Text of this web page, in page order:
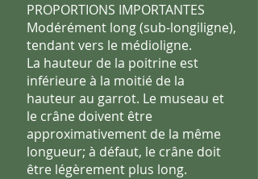
PROPORTIONS IMPORTANTES
Modérément long (sub-longiligne),
tendant vers le médioligne.
La hauteur de la poitrine est
inférieure à la moitié de la
hauteur au garrot. Le museau et
le crâne doivent être
approximativement de la même
longueur; à défaut, le crâne doit
être légèrement plus long.